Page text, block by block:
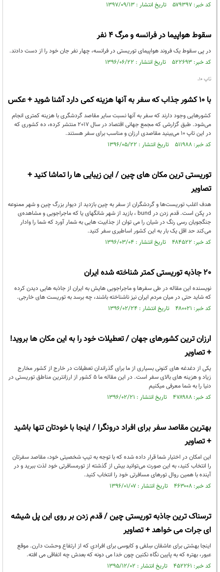
کد خبر: ۵۷۹۳۹۷ تاریخ انتشار : ۱۳۹۷/۰۹/۱۳
سقوط هواپیما در فرانسه و مرگ ۴ نفر
در پی سقوط یک فروند هواپیمای توریستی در فرانسه، چهار نفر جان خود را از دست دادند.
کد خبر: ۵۲۲۶۹۳ تاریخ انتشار : ۱۳۹۶/۰۶/۲۲
تاپ 10،
با 10 کشور جذاب که سفر به آنها هزینه کمی دارد آشنا شوید + عکس
کشورهایی وجود دارند که سفر به آنها نسبت سایر مقاصد گردشگری با هزینه کمتری انجام
می‌شود. طبق گزارشی که مجمع جهانی اقتصاد در سال 2017 منتشر کرده، ده کشوری که
در این تاپ 10 می‌بینید مقاصدی ارزان و مناسب برای سفر هستند.
کد خبر: ۵۱۱۹۸۸ تاریخ انتشار : ۱۳۹۶/۰۵/۲۲
توریستی ترین مکان های چین / این زیبایی ها را تماشا کنید +
تصاویر
هدف اغلب توریست‌ها و گردشگران از سفر به چین بازدید از دیوار بزرگ چین و شهر ممنوعه
در پکن است. قدم زدن در bund ، بازید از شهر شانگهای یا که ماجراجویی و مشاهده‌ی
جنگجویان رسی رنگ در شیان را می توان از جذابیت هایی به شمار آورد که شما را وادار
می‌کند حد اقل یک بار به این کشور اساطیری سفر کنید.
کد خبر: ۴۸۴۵۲۲ تاریخ انتشار : ۱۳۹۶/۰۳/۰۴
20 جاذبه توریستی کمتر شناخته شده ایران
نویسنده این مقاله در طی سفرها و ماجراجویی هایش به ایران از جاذبه هایی دیدن کرده
که شاید حتی در میان مردم ایران نیز ناشناخته باشند، چه برسد به توریست های خارجی.
کد خبر: ۴۸۰۰۲۱ تاریخ انتشار : ۱۳۹۶/۰۲/۲۴
ارزان ترین کشورهای جهان / تعطیلات خود را به این مکان ها بروید!
+ تصاویر
یکی از دغدغه های کنونی بسیاری از ما برای گذراندان تعطیلات در خارج از کشور مخارج
زیاد و هزینه های بالای سفر است. در این مقاله ما 5 کشور از ارزانترین مناطق توریستی در
دنیا را به شما معرفی میکنیم
کد خبر: ۴۷۸۹۸۸ تاریخ انتشار : ۱۳۹۶/۰۲/۲۱
بهترین مقاصد سفر برای افراد درونگرا / اینجا با خودتان تنها باشید
+ تصاویر
این امکان در اختیار شما قرار داده شده که با توجه به تیپ شخصیتی خود، مقاصد سفرتان
را انتخاب کنید، به این صورت می‌توانید بیش از گذشته از تورمسافرتی خود لذت ببرید و در
آینده با همین روال تورهای مسافرتی خود را انتخاب کنید.
کد خبر: ۴۶۳۰۰۸ تاریخ انتشار : ۱۳۹۶/۰۱/۰۷
ترسناک ترین جاذبه توریستی چین / قدم زدن بر روی این پل شیشه
ای جرات می خواهد + تصاویر
اینجا بهشتی برای عاشقان سِلفی و کابوسی برای افرادیِ که از ارتفاع وحشت دارن. موقع
عبور، بهتره که به پایین نگاه نکنین چون خدا می دونه که بعدش چه اتفاقی می افته.
کد خبر: ۴۵۲۲۶۱ تاریخ انتشار : ۱۳۹۵/۱۲/۰۲